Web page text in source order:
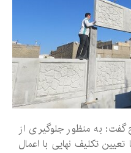
کرج گفت: به منظور جلوگیری از
تکلیف نهایی با اعمال